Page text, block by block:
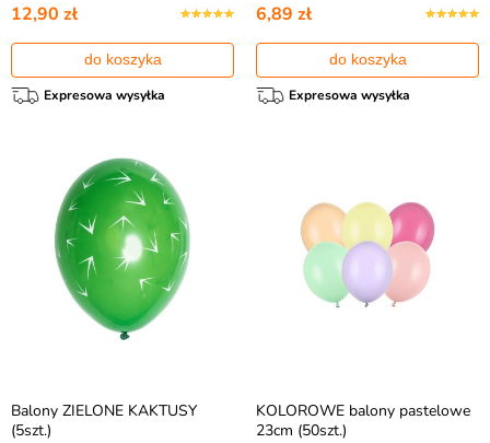
12,90 zł
do koszyka
Expresowa wysyłka
6,89 zł
do koszyka
Expresowa wysyłka
Balony ZIELONE KAKTUSY
(5szt.)
KOLOROWE balony pastelowe
23cm (50szt.)